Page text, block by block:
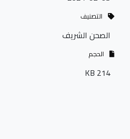
التصنيف
الصحن الشريف
الحجم
214 KB